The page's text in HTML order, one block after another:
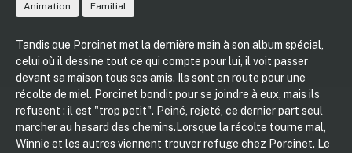
Animation Familial
Tandis que Porcinet met la dernière main à son album spécial,
celui où il dessine tout ce qui compte pour lui, il voit passer
devant sa maison tous ses amis. Ils sont en route pour une
récolte de miel. Porcinet bondit pour se joindre à eux, mais ils
refusent : il est "trop petit". Peiné, rejeté, ce dernier part seul
marcher au hasard des chemins.Lorsque la récolte tourne mal,
Winnie et les autres viennent trouver refuge chez Porcinet. Le